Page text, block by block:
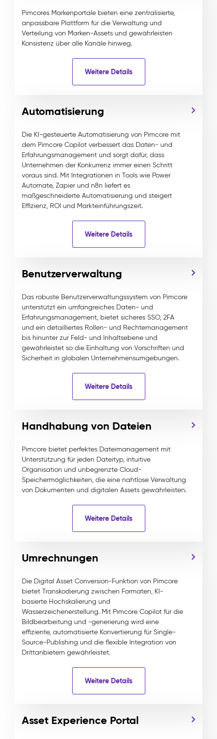
Pimcores Markenportale bieten eine zentralisierte,
anpassbare Plattform für die Verwaltung und
Verteilung von Marken-Assets und gewährleisten
Konsistenz über alle Kanäle hinweg.
Weitere Details
Automatisierung
Die KI-gesteuerte Automatisierung von Pimcore mit
dem Pimcore Copilot verbessert das Daten- und
Erfahrungsmanagement und sorgt dafür, dass
Unternehmen der Konkurrenz immer einen Schritt
voraus sind. Mit Integrationen in Tools wie Power
Automate, Zapier und n8n liefert es
maßgeschneiderte Automatisierung und steigert
Effizienz, ROI und Markteinführungszeit.
Weitere Details
Benutzerverwaltung
Das robuste Benutzerverwaltungssystem von Pimcore
unterstützt ein umfangreiches Daten- und
Erfahrungsmanagement, bietet sicheres SSO, 2FA
und ein detailliertes Rollen- und Rechtemanagement
bis hinunter zur Feld- und Inhaltsebene und
gewährleistet so die Einhaltung von Vorschriften und
Sicherheit in globalen Unternehmensumgebungen.
Weitere Details
Handhabung von Dateien
Pimcore bietet perfektes Dateimanagement mit
Unterstützung für jeden Dateityp, intuitive
Organisation und unbegrenzte Cloud-
Speichermöglichkeiten, die eine nahtlose Verwaltung
von Dokumenten und digitalen Assets gewährleisten.
Weitere Details
Umrechnungen
Die Digital Asset Conversion-Funktion von Pimcore
bietet Transkodierung zwischen Formaten, KI-
basierte Hochskalierung und
Wasserzeichenerstellung. Mit Pimcore Copilot für die
Bildbearbeitung und -generierung wird eine
effiziente, automatisierte Konvertierung für Single-
Source-Publishing und die flexible Integration von
Drittanbietern gewährleistet.
Weitere Details
Asset Experience Portal